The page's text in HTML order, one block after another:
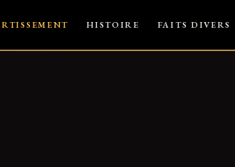
HISTOIRE FAITS DIVERS